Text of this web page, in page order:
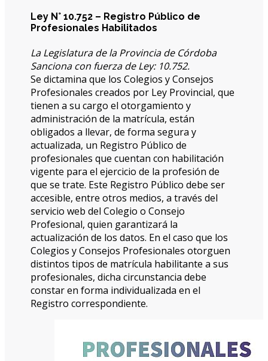
Ley N° 10.752 – Registro Público de
Profesionales Habilitados
La Legislatura de la Provincia de Córdoba
Sanciona con fuerza de Ley: 10.752.
Se dictamina que los Colegios y Consejos
Profesionales creados por Ley Provincial, que
tienen a su cargo el otorgamiento y
administración de la matrícula, están
obligados a llevar, de forma segura y
actualizada, un Registro Público de
profesionales que cuentan con habilitación
vigente para el ejercicio de la profesión de
que se trate. Este Registro Público debe ser
accesible, entre otros medios, a través del
servicio web del Colegio o Consejo
Profesional, quien garantizará la
actualización de los datos. En el caso que los
Colegios y Consejos Profesionales otorguen
distintos tipos de matrícula habilitante a sus
profesionales, dicha circunstancia debe
constar en forma individualizada en el
Registro correspondiente.